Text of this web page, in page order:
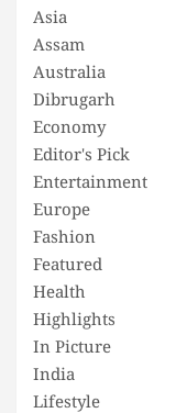
Asia
Assam
Australia
Dibrugarh
Economy
Editor's Pick
Entertainment
Europe
Fashion
Featured
Health
Highlights
In Picture
India
Lifestyle